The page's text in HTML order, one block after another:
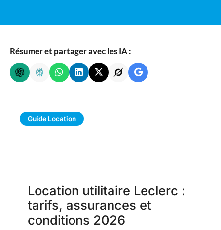
Résumer et partager avec les IA :
Guide Location
Location utilitaire Leclerc :
tarifs, assurances et
conditions 2026